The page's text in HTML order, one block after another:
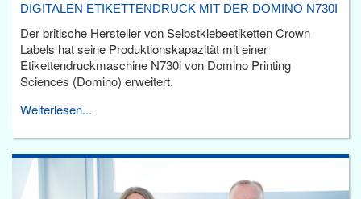
DIGITALEN ETIKETTENDRUCK MIT DER DOMINO N730I
Der britische Hersteller von Selbstklebeetiketten Crown
Labels hat seine Produktionskapazität mit einer
Etikettendruckmaschine N730i von Domino Printing
Sciences (Domino) erweitert.
Weiterlesen...